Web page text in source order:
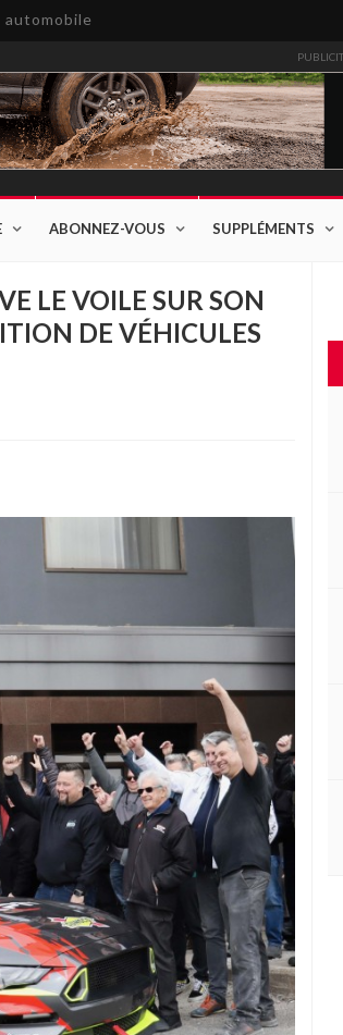
ABONNEZ-VOUS SUPPLÉMENTS
LE VOILE SUR SON
DE VÉHICULES